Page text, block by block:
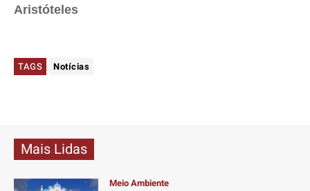
Aristóteles
TAGS Notícias
Mais Lidas
Meio Ambiente